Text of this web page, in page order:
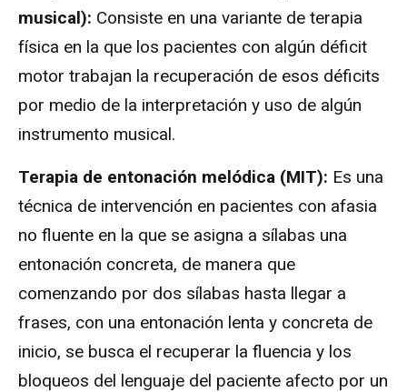
musical): Consiste en una variante de terapia
física en la que los pacientes con algún déficit
motor trabajan la recuperación de esos déficits
por medio de la interpretación y uso de algún
instrumento musical.
Terapia de entonación melódica (MIT): Es una
técnica de intervención en pacientes con afasia
no fluente en la que se asigna a sílabas una
entonación concreta, de manera que
comenzando por dos sílabas hasta llegar a
frases, con una entonación lenta y concreta de
inicio, se busca el recuperar la fluencia y los
bloqueos del lenguaje del paciente afecto por un